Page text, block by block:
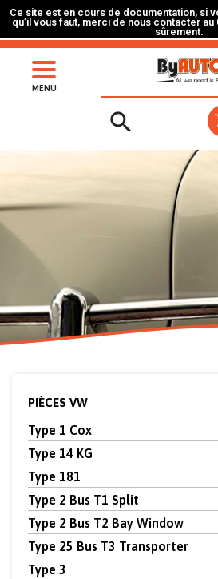
Ce site est en cours de documentation, si
qu’il vous faut, merci de nous contacter au
sûrement.
MENU

PIÈCES VW
Type 1 Cox
Type 14 KG
Type 181
Type 2 Bus T1 Split
Type 2 Bus T2 Bay Window
Type 25 Bus T3 Transporter
Type 3